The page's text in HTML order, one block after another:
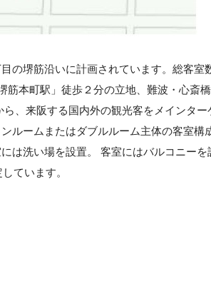
の堺筋沿いに計画されています。総客室
筋本町駅」徒歩２分の立地、難波・心斎
ら、来阪する国内外の観光客をメインター
ルームまたはダブルルーム主体の客室構
は洗い場を設置。
客室にはバルコニーを
ています。